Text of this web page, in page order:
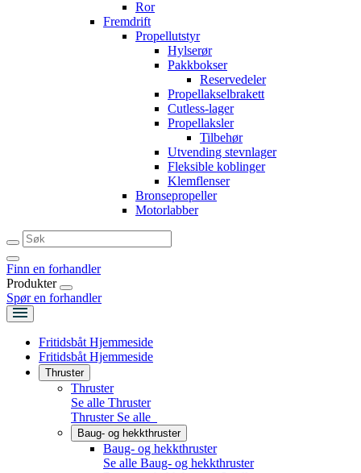
Ror
Fremdrift
Propellutstyr
Hylserør
Pakkbokser
Reservedeler
Propellakselbrakett
Cutless-lager
Propellaksler
Tilbehør
Utvending stevnlager
Fleksible koblinger
Klemflenser
Bronsepropeller
Motorlabber
Finn en forhandler
Produkter
Spør en forhandler
Fritidsbåt Hjemmeside
Fritidsbåt Hjemmeside
Thruster
Thruster
Se alle Thruster
Thruster Se alle
Baug- og hekkthruster
Baug- og hekkthruster
Se alle Baug- og hekkthruster